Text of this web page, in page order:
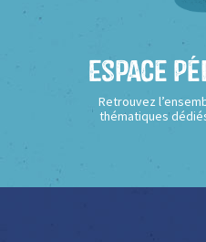
Espace
Retrouvez
thématiques